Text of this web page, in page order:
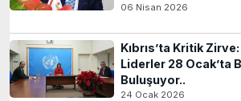
06 Nisan 2026
Kıbrıs’ta Kritik
Liderler 28 Ocak’ta
Buluşuyor..
24 Ocak 2026